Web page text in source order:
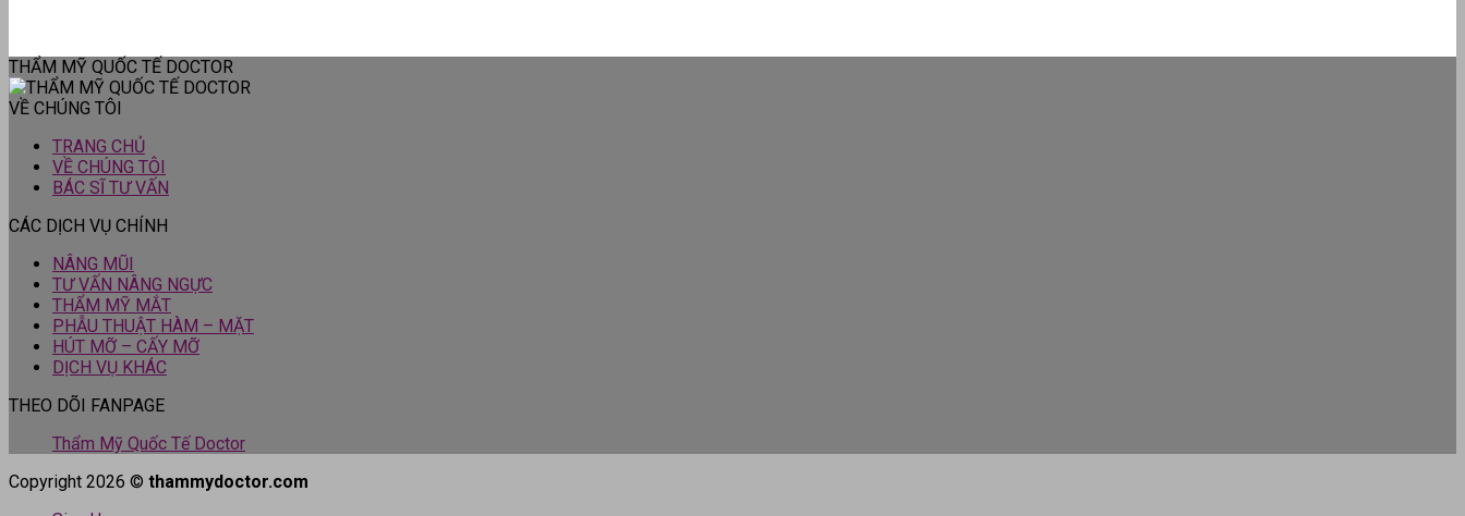
THẨM MỸ QUỐC TẾ DOCTOR
VỀ CHÚNG TÔI
TRANG CHỦ
VỀ CHÚNG TÔI
BÁC SĨ TƯ VẤN
CÁC DỊCH VỤ CHÍNH
NÂNG MŨI
TƯ VẤN NÂNG NGỰC
THẨM MỸ MẮT
PHẪU THUẬT HÀM – MẶT
HÚT MỠ – CẤY MỠ
DỊCH VỤ KHÁC
THEO DÕI FANPAGE
Thẩm Mỹ Quốc Tế Doctor
Copyright 2026 © thammydoctor.com